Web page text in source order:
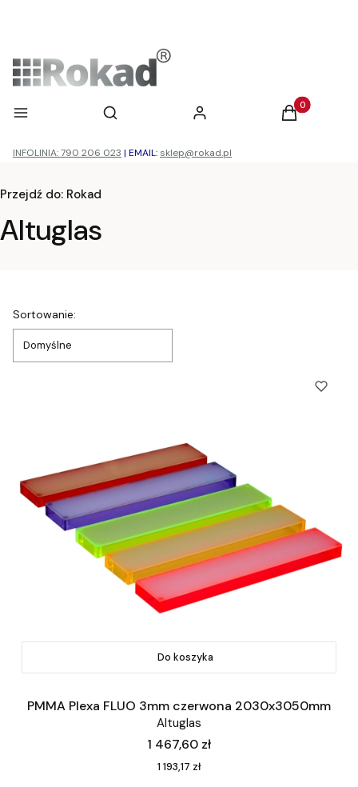
Menu Otwórz wyszukiwarkę
Szukaj Zaloguj się Produkty w
Koszyk
INFOLINIA: 790 206 023 | EMAIL: sklep@rokad.pl
Przejdź do: Rokad
Altuglas
Lista produktów
Sortowanie:
Domyślne
Do koszyka
PMMA Plexa FLUO 3mm czerwona 2030x3050mm
Altuglas
Cena
1 467,60 zł
Cena
1 193,17 zł